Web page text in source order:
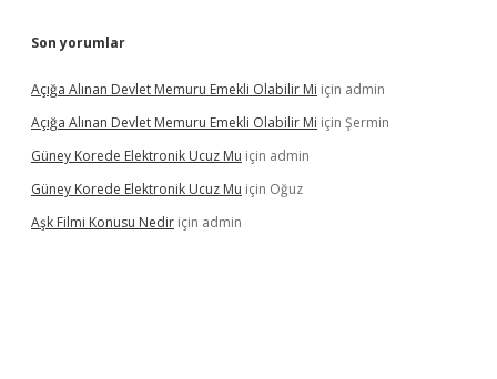
Son yorumlar
Açığa Alınan Devlet Memuru Emekli Olabilir Mi için admin
Açığa Alınan Devlet Memuru Emekli Olabilir Mi için Şermin
Güney Korede Elektronik Ucuz Mu için admin
Güney Korede Elektronik Ucuz Mu için Oğuz
Aşk Filmi Konusu Nedir için admin